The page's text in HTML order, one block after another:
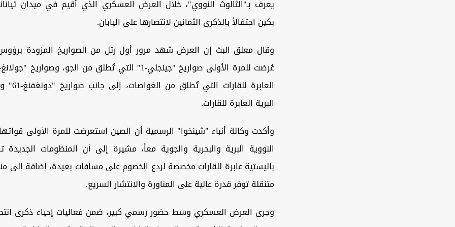
يعرف بـ"الثالوث النووي"، خلال العرض العسكري الذي أقيم في ميدان
بكين احتفالاً بالذكرى الثمانين لانتصارها على اليابان.
وقال معلق البث إن العرض شهد مرور أول رتل من الصواريخ المزودة
البرية العابرة للقارات.
وأكدت وكالة أنباء "شينخوا" الرسمية أن الصين استعرضت للمرة الأولى قواتها
النووية البرية والبحرية والجوية معاً، مشيرة إلى أن المنظومات
باليستية عابرة للقارات مخصصة لردع الخصوم على مسافات بعيدة، إضافة إلى
متنقلة توفر قدرة عالية على المناورة والانتشار السريع.
وجرى العرض العسكري وسط حضور رسمي كبير، ضمن فعاليات إحياء ذكرى